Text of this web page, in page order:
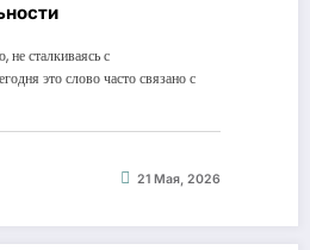
не сталкиваясь с
это слово часто связано с
21 Мая, 2026